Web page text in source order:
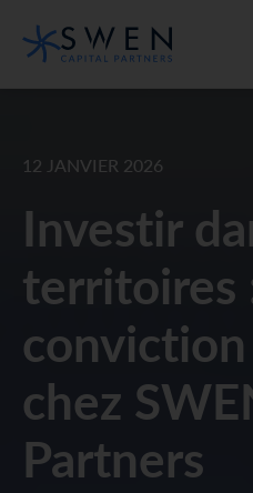
12 JANVIER 2026
Investir
territoires
chez
Partners